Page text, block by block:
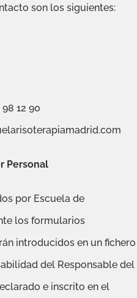
son los siguientes:
12 90
Personal
por Escuela de
los formularios
introducidos en un fichero
del Responsable del
e inscrito en el